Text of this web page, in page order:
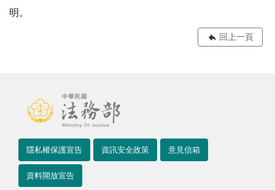
明。
回上一頁
隱私權保護宣告 資訊安全政策 意見信箱
資料開放宣告